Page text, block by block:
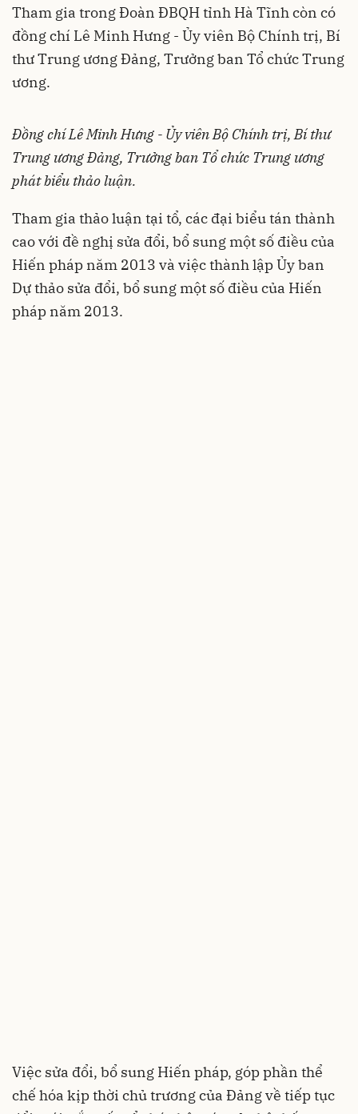
Tham gia trong Đoàn ĐBQH tỉnh Hà Tĩnh còn có
đồng chí Lê Minh Hưng - Ủy viên Bộ Chính trị, Bí
thư Trung ương Đảng, Trưởng ban Tổ chức Trung
ương.
Đồng chí Lê Minh Hưng - Ủy viên Bộ Chính trị, Bí thư
Trung ương Đảng, Trưởng ban Tổ chức Trung ương
phát biểu thảo luận.
Tham gia thảo luận tại tổ, các đại biểu tán thành
cao với đề nghị sửa đổi, bổ sung một số điều của
Hiến pháp năm 2013 và việc thành lập Ủy ban
Dự thảo sửa đổi, bổ sung một số điều của Hiến
pháp năm 2013.
Việc sửa đổi, bổ sung Hiến pháp, góp phần thể
chế hóa kịp thời chủ trương của Đảng về tiếp tục